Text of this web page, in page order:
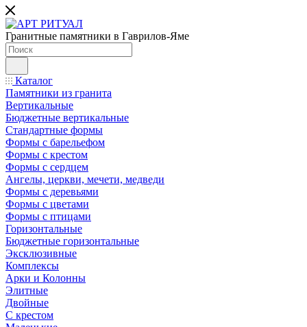
Гранитные памятники в Гаврилов-Яме
Каталог
Памятники из гранита
Вертикальные
Бюджетные вертикальные
Стандартные формы
Формы с барельефом
Формы с крестом
Формы с сердцем
Ангелы, церкви, мечети, медведи
Формы с деревьями
Формы с цветами
Формы с птицами
Горизонтальные
Бюджетные горизонтальные
Эксклюзивные
Комплексы
Арки и Колонны
Элитные
Двойные
С крестом